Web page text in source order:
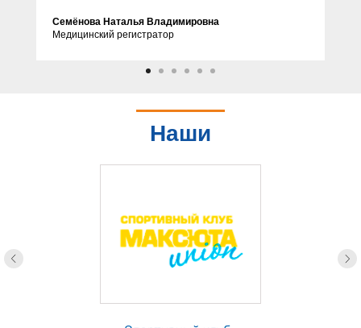
Семёнова Наталья Владимировна
Медицинский регистратор
Наши